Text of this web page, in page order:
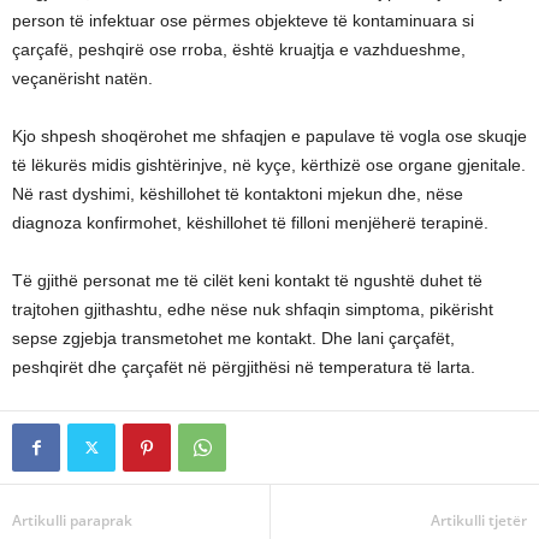
person të infektuar ose përmes objekteve të kontaminuara si
çarçafë, peshqirë ose rroba, është kruajtja e vazhdueshme,
veçanërisht natën.
Kjo shpesh shoqërohet me shfaqjen e papulave të vogla ose skuqje
të lëkurës midis gishtërinjve, në kyçe, kërthizë ose organe gjenitale.
Në rast dyshimi, këshillohet të kontaktoni mjekun dhe, nëse
diagnoza konfirmohet, këshillohet të filloni menjëherë terapinë.
Të gjithë personat me të cilët keni kontakt të ngushtë duhet të
trajtohen gjithashtu, edhe nëse nuk shfaqin simptoma, pikërisht
sepse zgjebja transmetohet me kontakt. Dhe lani çarçafët,
peshqirët dhe çarçafët në përgjithësi në temperatura të larta.
Artikulli paraprak Artikulli tjetër